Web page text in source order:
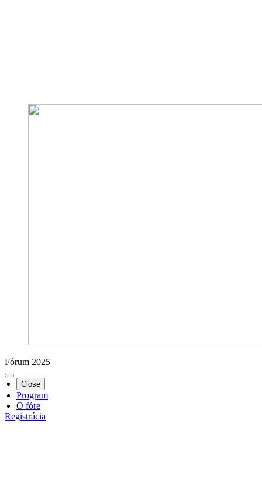
Fórum 2025
Close
Program
O fóre
Registrácia